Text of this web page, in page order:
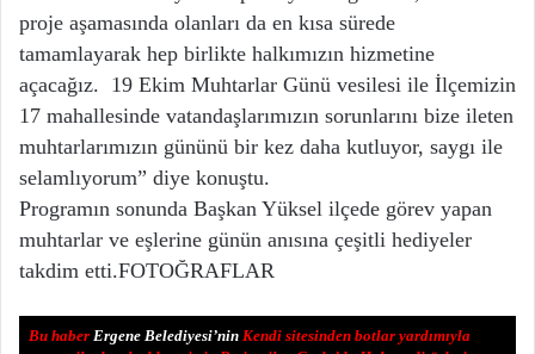
proje aşamasında olanları da en kısa sürede
tamamlayarak hep birlikte halkımızın hizmetine
açacağız. 19 Ekim Muhtarlar Günü vesilesi ile İlçemizin
17 mahallesinde vatandaşlarımızın sorunlarını bize ileten
muhtarlarımızın gününü bir kez daha kutluyor, saygı ile
selamlıyorum” diye konuştu.
Programın sonunda Başkan Yüksel ilçede görev yapan
muhtarlar ve eşlerine günün anısına çeşitli hediyeler
takdim etti.FOTOĞRAFLAR
Bu haberErgene Belediyesi’nin Kendi sitesinden botlar yardımıyla